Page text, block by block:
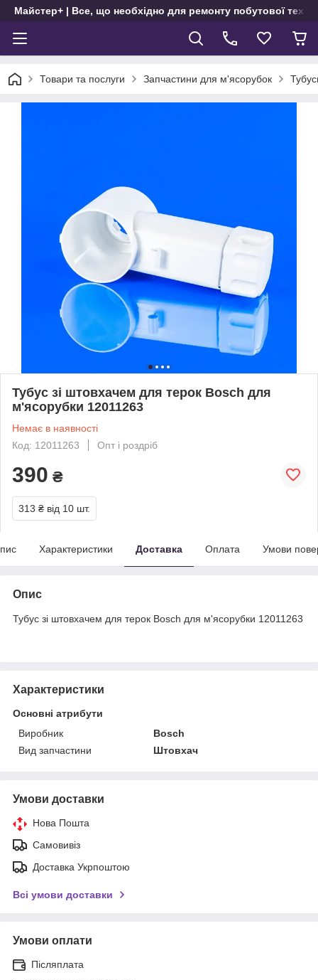
Майстер+ | Все, що необхідно для ремонту побутової
Товари та послуги Запчастини для м'ясорубок
Тубус зі штовхачем для терок Bosch для
м'ясорубки 12011263
Немає в наявності
Код: 12011263
Опт і роздріб
390 ₴
313 ₴ від 10 шт.
Характеристики Доставка Оплата Умови
Опис
Тубус зі штовхачем для терок Bosch для м'ясорубки 12011263
Характеристики
Основні атрибути
Виробник
Bosch
Вид запчастини
Штовхач
Умови доставки
Нова Пошта
Самовивіз
Доставка Укрпоштою
Всі умови доставки
Умови оплати
Післяплата